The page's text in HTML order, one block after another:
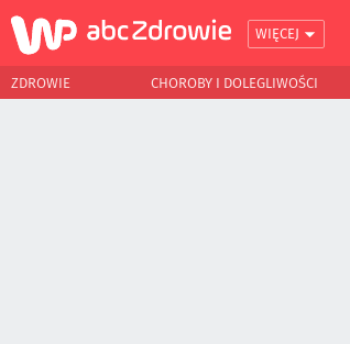
WIĘCEJ
ZDROWIE CHOROBY I DOLEGLIWOŚCI